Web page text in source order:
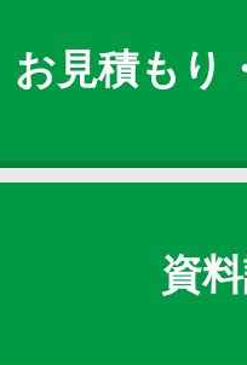
お見積もり
資